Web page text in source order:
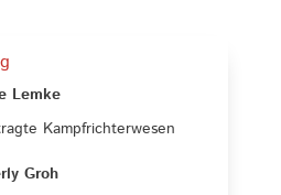
Lemke
Kampfrichterwesen
Groh